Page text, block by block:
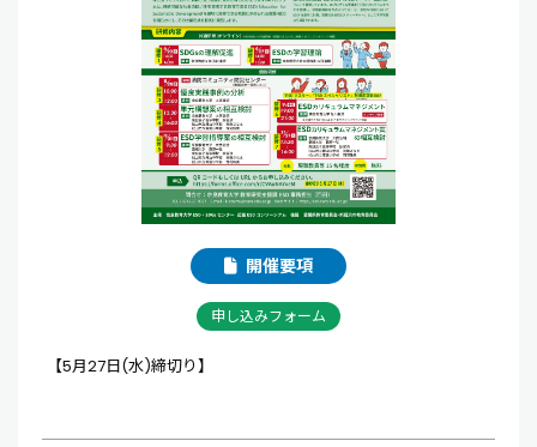
開催要項
申し込みフォーム
【5月27日(水)締切り】